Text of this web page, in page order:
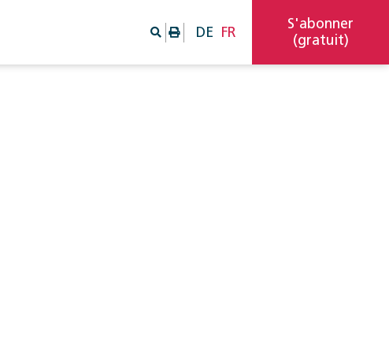
DE FR
S'abonner
(gratuit)